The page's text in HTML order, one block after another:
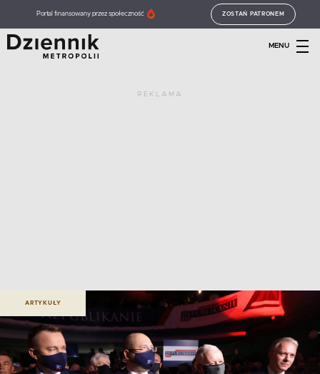
Portal finansowany przez społeczność ZOSTAŃ PATRONEM
MENU
REKLAMA
ARTYKUŁY